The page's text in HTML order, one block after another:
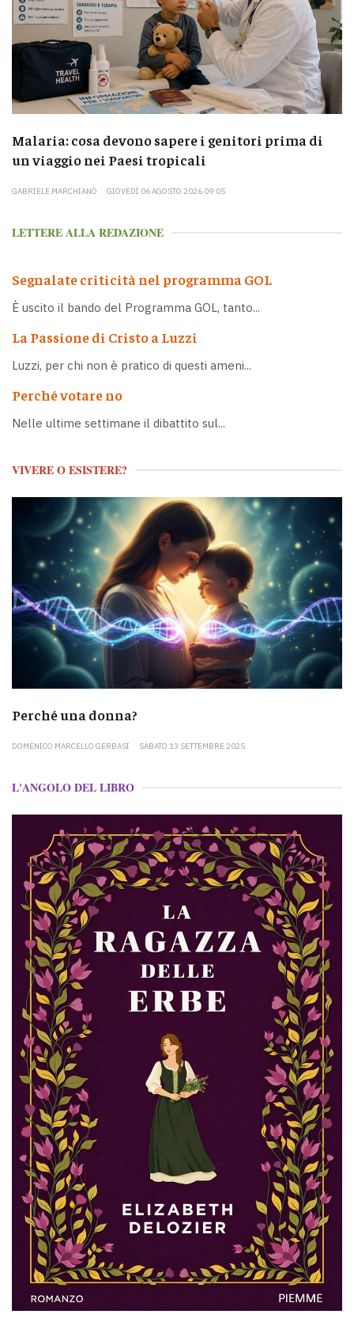
Malaria: cosa devono sapere i genitori prima di
un viaggio nei Paesi tropicali
GABRIELE MARCHIANÒ GIOVEDÌ 06 AGOSTO 2026 09:05
LETTERE ALLA REDAZIONE
Segnalate criticità nel programma GOL
È uscito il bando del Programma GOL, tanto...
La Passione di Cristo a Luzzi
Luzzi, per chi non è pratico di questi ameni...
Perché votare no
Nelle ultime settimane il dibattito sul...
VIVERE O ESISTERE?
Perché una donna?
DOMENICO MARCELLO GERBASI SABATO 13 SETTEMBRE 2025
L'ANGOLO DEL LIBRO